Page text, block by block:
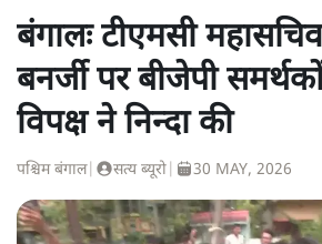
बंगालः टीएमसी
बनर्जी पर बीजेपी
विपक्ष ने निन्दा की
पश्चिम बंगाल| सत्य ब्यूरो 30 MAY, 2026